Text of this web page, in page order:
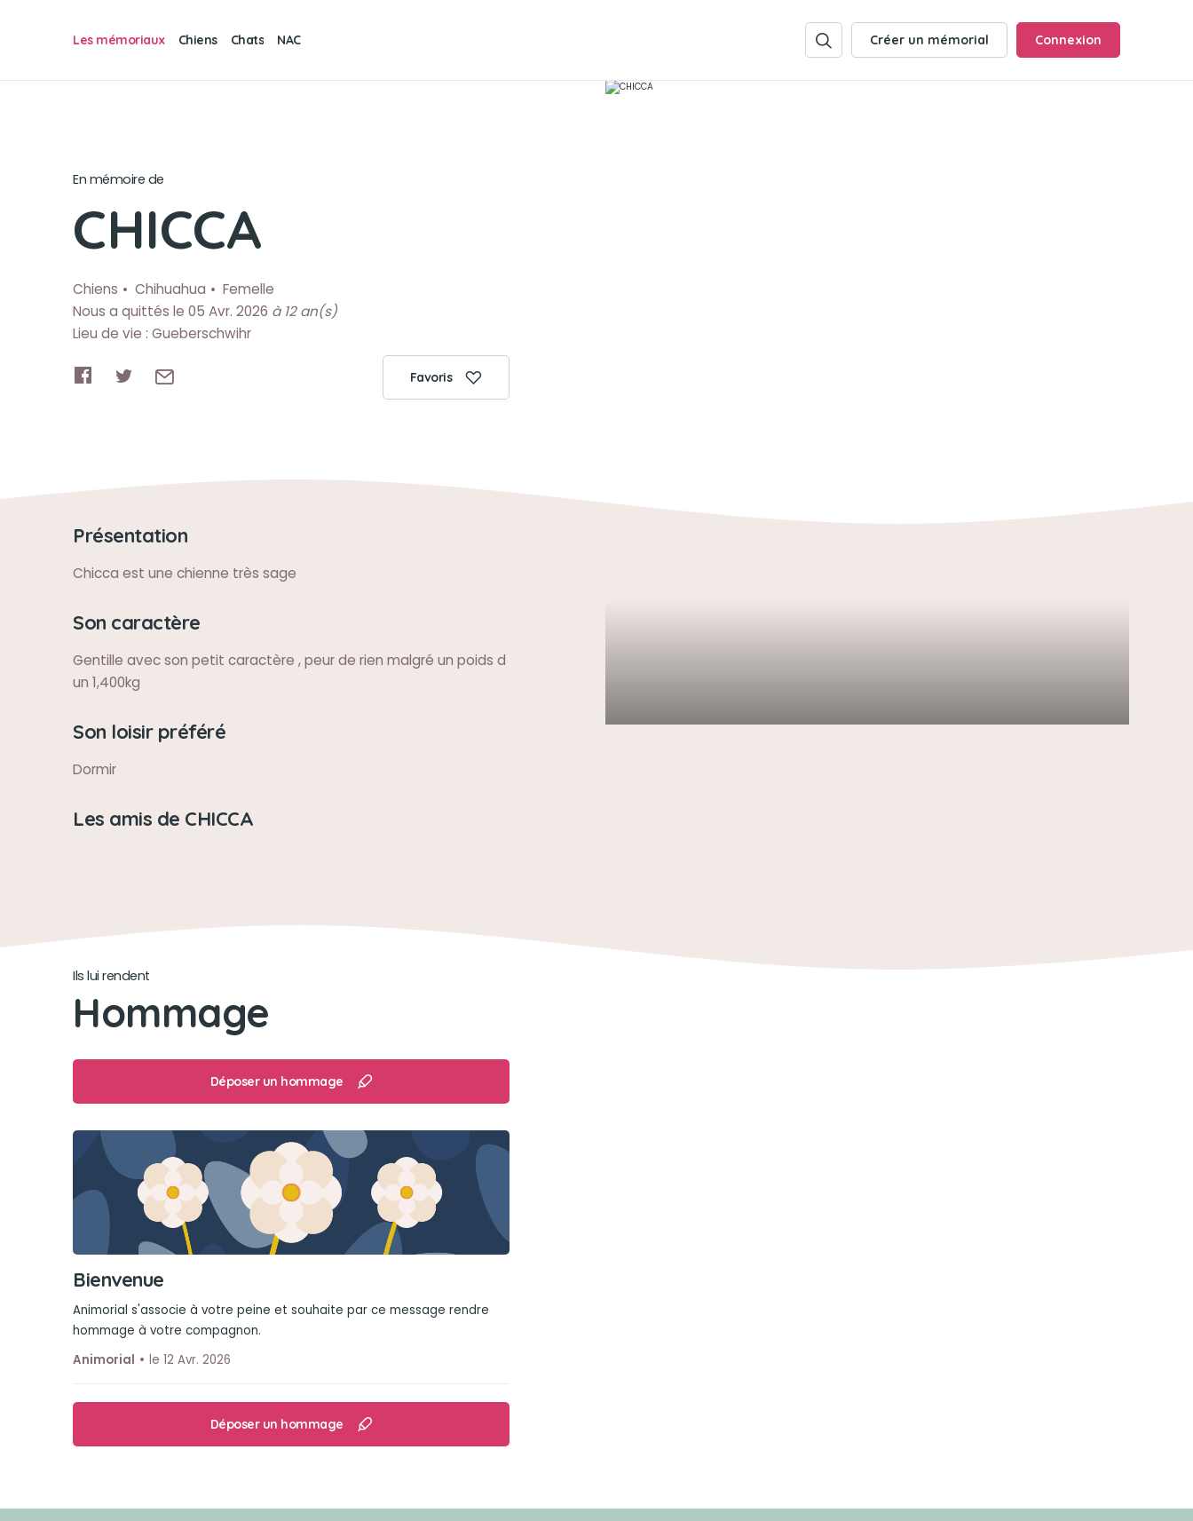
Les mémoriaux Chiens Chats NAC Créer un mémorial Connexion
En mémoire de
CHICCA
Chiens Chihuahua
Femelle
Nous a quittés le 05 Avr. 2026 à 12 an(s)
Lieu de vie : Gueberschwihr
Favoris
Présentation
Chicca est une chienne très sage
Son caractère
Gentille avec son petit caractère , peur de rien malgré un poids d
un 1,400kg
Son loisir préféré
Dormir
Les amis de CHICCA
Ils lui rendent
Hommage
Déposer un hommage
Bienvenue
Animorial s'associe à votre peine et souhaite par ce message rendre
hommage à votre compagnon.
Animorial
le 12 Avr. 2026
Déposer un hommage